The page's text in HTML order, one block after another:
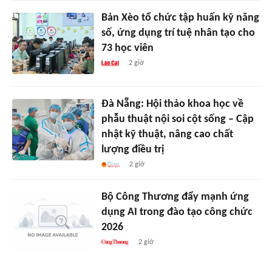
Bản Xèo tổ chức tập huấn kỹ năng
số, ứng dụng trí tuệ nhân tạo cho
73 học viên
2 giờ
Đà Nẵng: Hội thảo khoa học về
phẫu thuật nội soi cột sống – Cập
nhật kỹ thuật, nâng cao chất
lượng điều trị
2 giờ
Bộ Công Thương đẩy mạnh ứng
dụng AI trong đào tạo công chức
2026
2 giờ